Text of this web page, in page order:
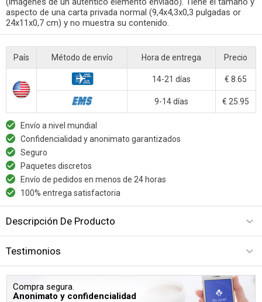
aspecto de una carta privada normal (9,4x4,3x0,3 pulgadas or
24x11x0,7 cm) y no muestra su contenido.
País Método de envío Hora de entrega Precio
14-21 días € 8.65
9-14 días € 25.95
Envío a nivel mundial
Confidencialidad y anonimato garantizados
Seguro
Paquetes discretos
Envío de pedidos en menos de 24 horas
100% entrega satisfactoria
Descripción De Producto
Testimonios
Compra segura.
Anonimato y confidencialidad